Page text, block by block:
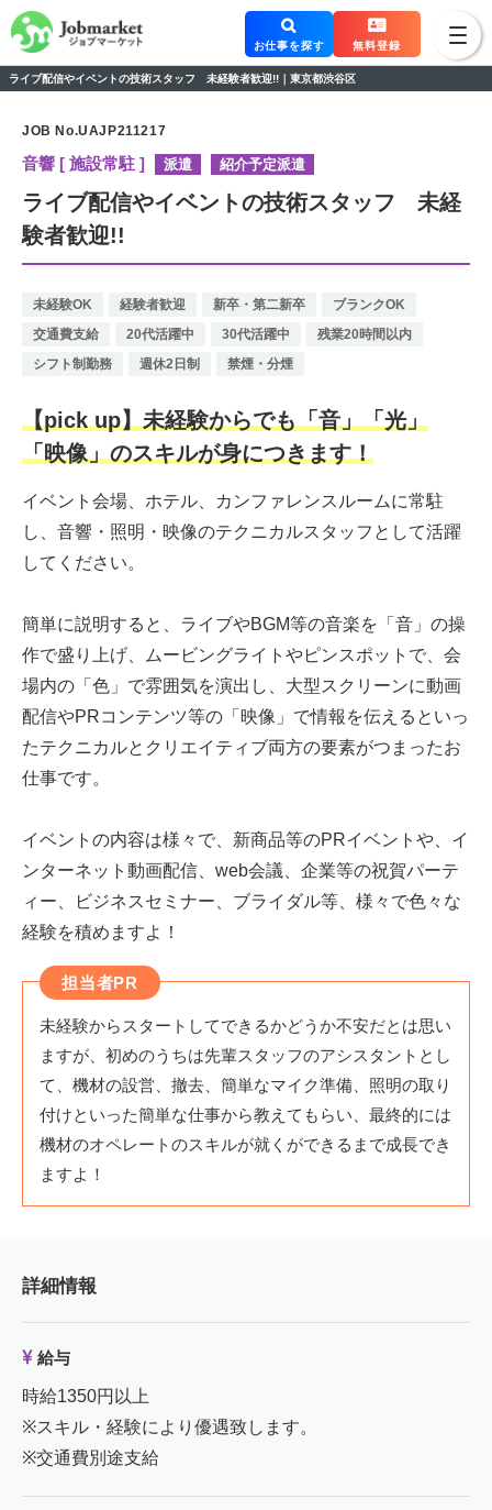
ライブ配信やイベントの技術スタッフ 未経験者歓迎!!｜東京都渋谷区
お仕事を探す 無料登録
JOB No.UAJP211217
音響 [ 施設常駐 ] 派遣 紹介予定派遣
ライブ配信やイベントの技術スタッフ 未経
験者歓迎!!
未経験OK 経験者歓迎 新卒・第二新卒
ブランクOK
交通費支給
20代活躍中 30代活躍中
残業20時間以内
シフト制勤務
週休2日制 禁煙・分煙
【pick up】未経験からでも「音」「光」
「映像」のスキルが身につきます！
イベント会場、ホテル、カンファレンスルームに常駐
し、音響・照明・映像のテクニカルスタッフとして活躍
してください。
簡単に説明すると、ライブやBGM等の音楽を「音」の操
作で盛り上げ、ムービングライトやピンスポットで、会
場内の「色」で雰囲気を演出し、大型スクリーンに動画
配信やPRコンテンツ等の「映像」で情報を伝えるといっ
たテクニカルとクリエイティブ両方の要素がつまったお
仕事です。
イベントの内容は様々で、新商品等のPRイベントや、イ
ンターネット動画配信、web会議、企業等の祝賀パーテ
ィー、ビジネスセミナー、ブライダル等、様々で色々な
経験を積めますよ！
担当者PR
未経験からスタートしてできるかどうか不安だとは思い
ますが、初めのうちは先輩スタッフのアシスタントとし
て、機材の設営、撤去、簡単なマイク準備、照明の取り
付けといった簡単な仕事から教えてもらい、最終的には
機材のオペレートのスキルが就くができるまで成長でき
ますよ！
詳細情報
給与
時給1350円以上
※スキル・経験により優遇致します。
※交通費別途支給